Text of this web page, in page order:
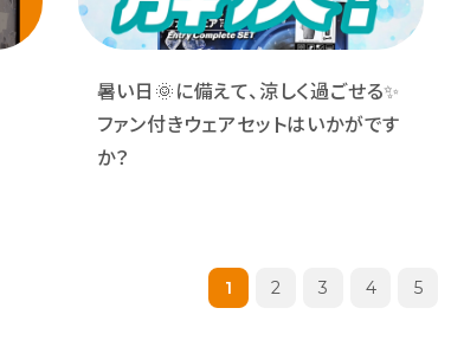
暑い日🌞に備えて、涼しく過ごせる✨
ファン付きウェアセットはいかがです
か？
1 2 3 4 5